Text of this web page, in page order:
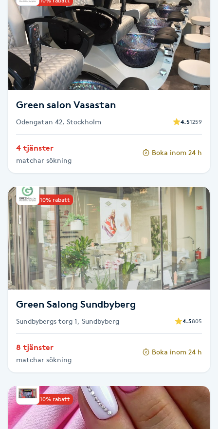
Kinesiologi
Kinesisk medicin
Kiropraktik
Klippning
Klippning & Slingor
Koppningsmassage
Kosmetisk tatuering
Kostrådgivning
Kroppsinpackning
Kärlbehandling
L
Laserbehandling
Green salon Vasastan
Odengatan 42, Stockholm 4.51259
4 tjänster
matchar sökning
Boka inom 24 h
Upp till 10% rabatt
Green Salong Sundbyberg
Sundbybergs torg 1, Sundbyberg 4.5805
8 tjänster
matchar sökning
Boka inom 24 h
Upp till 10% rabatt